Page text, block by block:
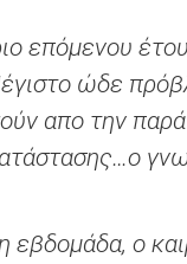
επόμενου
ώδε
απο την
εβδομάδα, ο